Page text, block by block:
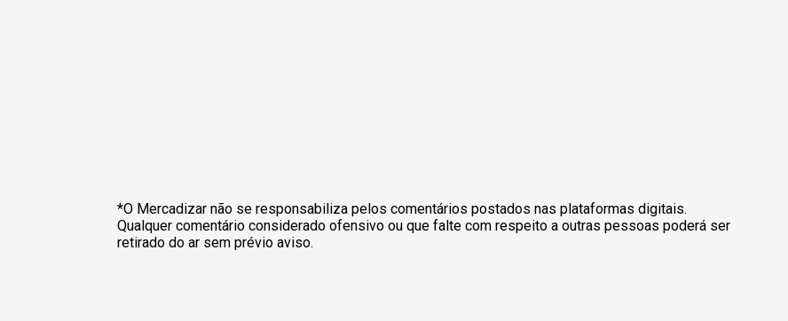
*O Mercadizar não se responsabiliza pelos comentários postados nas plataformas digitais.
Qualquer comentário considerado ofensivo ou que falte com respeito a outras pessoas poderá ser
retirado do ar sem prévio aviso.